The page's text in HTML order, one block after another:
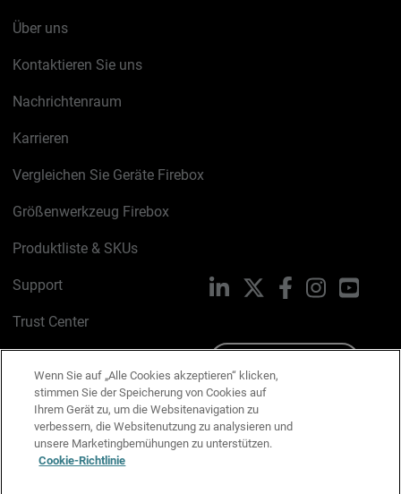
Über uns
Kontaktieren Sie uns
Nachrichtenraum
Karrieren
Vergleichen Sie Geräte Firebox
Größenwerkzeug Firebox
Produktliste & SKUs
Support
Trust Center
Cookie-Richtlinie
Datenschutzrichtlinie
Media & Brand Kit
LinkedIn FacebookInstagram
Wenn Sie auf „Alle Cookies akzeptieren“ klicken,
stimmen Sie der Speicherung von Cookies auf
Ihrem Gerät zu, um die Websitenavigation zu
verbessern, die Websitenutzung zu analysieren und
unsere Marketingbemühungen zu unterstützen.
Cookie-Richtlinie